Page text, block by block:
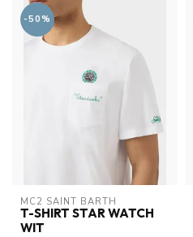
-50%
MC2 SAINT BARTH
T-SHIRT STAR WATCH
WIT